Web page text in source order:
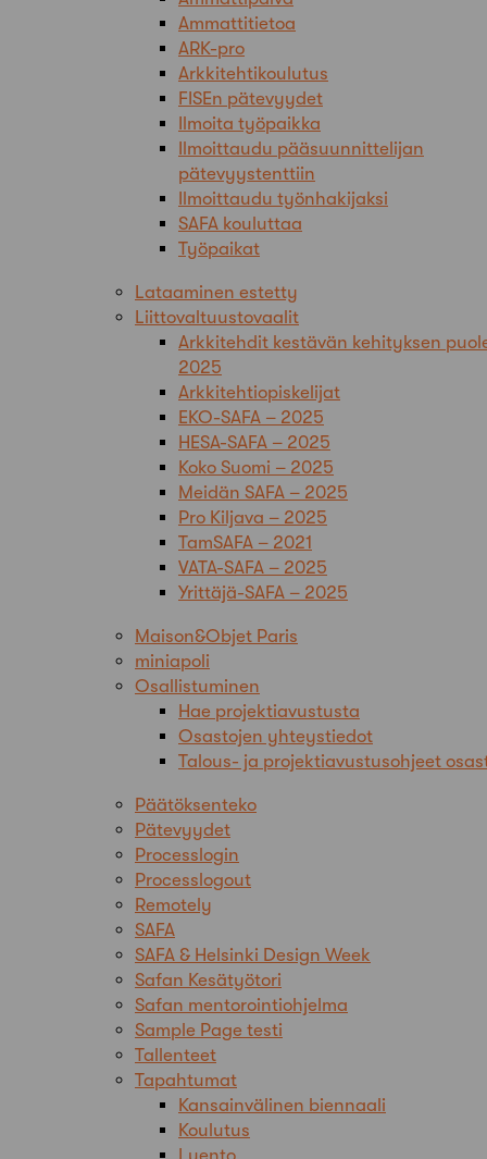
Ammattitietoa
ARK-pro
Arkkitehtikoulutus
FISEn pätevyydet
Ilmoita työpaikka
Ilmoittaudu pääsuunnittelijan
pätevyystenttiin
Ilmoittaudu työnhakijaksi
SAFA kouluttaa
Työpaikat
Lataaminen estetty
Liittovaltuustovaalit
Arkkitehdit kestävän kehityksen
2025
Arkkitehtiopiskelijat
EKO-SAFA – 2025
HESA-SAFA – 2025
Koko Suomi – 2025
Meidän SAFA – 2025
Pro Kiljava – 2025
TamSAFA – 2021
VATA-SAFA – 2025
Yrittäjä-SAFA – 2025
Maison&Objet Paris
miniapoli
Osallistuminen
Hae projektiavustusta
Osastojen yhteystiedot
Talous- ja projektiavustusohjeet
Päätöksenteko
Pätevyydet
Processlogin
Processlogout
Remotely
SAFA
SAFA & Helsinki Design Week
Safan Kesätyötori
Safan mentorointiohjelma
Sample Page testi
Tallenteet
Tapahtumat
Kansainvälinen biennaali
Koulutus
Luento